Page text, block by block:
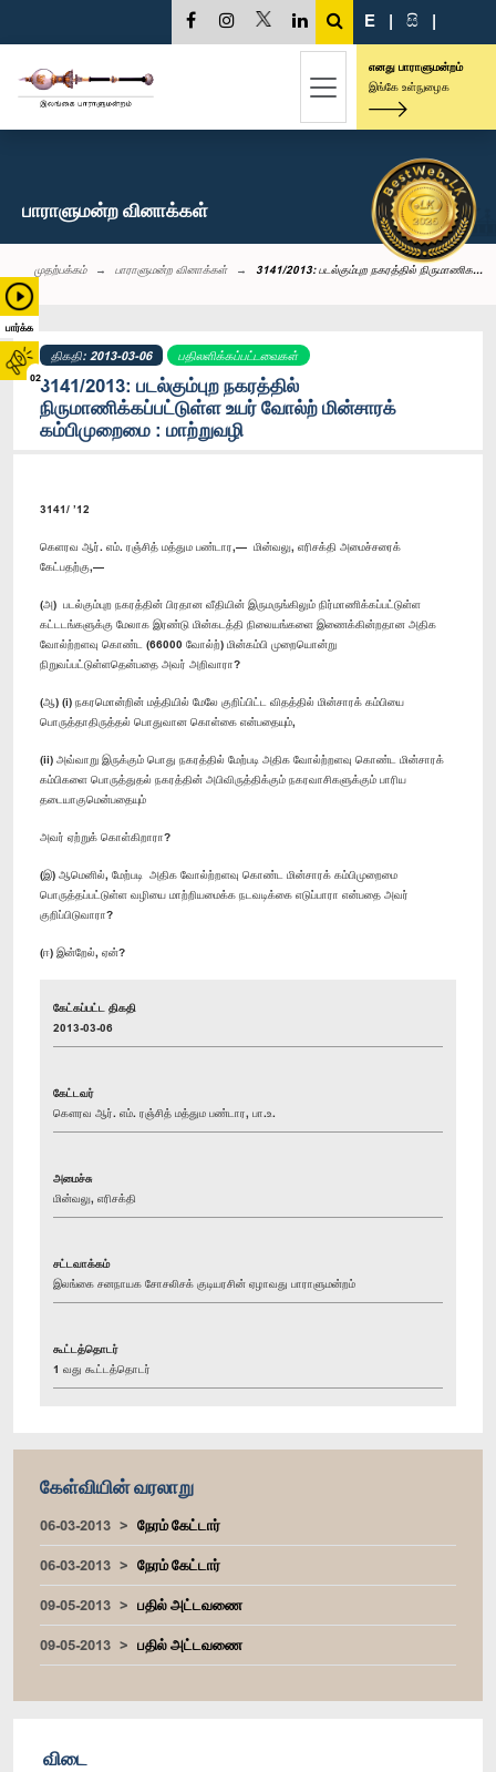
பார்க்க
02
E | සි |
எனது பாராளுமன்றம்
இங்கே உள்நுழைக
பாராளுமன்ற வினாக்கள்
முதற்பக்கம் பாராளுமன்ற வினாக்கள் 3141/2013: படல்கும்புற நகரத்தில் நிருமாணிக...
திகதி: 2013-03-06 பதிலளிக்கப்பட்டவைகள்
3141/2013: படல்கும்புற நகரத்தில்
நிருமாணிக்கப்பட்டுள்ள உயர் வோல்ற் மின்சாரக்
கம்பிமுறைமை : மாற்றுவழி
3141/ ’12
கெளரவ ஆர். எம். ரஞ்சித் மத்தும பண்டார,— மின்வலு, எரிசக்தி அமைச்சரைக்
கேட்பதற்கு,—
(அ) படல்கும்புற நகரத்தின் பிரதான வீதியின் இருமருங்கிலும் நிர்மாணிக்கப்பட்டுள்ள
கட்டடங்களுக்கு மேலாக இரண்டு மின்கடத்தி நிலையங்களை இணைக்கின்றதான அதிக
வோல்ற்றளவு கொண்ட (66000 வோல்ற்) மின்கம்பி முறையொன்று
நிறுவப்பட்டுள்ளதென்பதை அவர் அறிவாரா?
(ஆ) (i) நகரமொன்றின் மத்தியில் மேலே குறிப்பிட்ட விதத்தில் மின்சாரக் கம்பியை
பொருத்தாதிருத்தல் பொதுவான கொள்கை என்பதையும்,
(ii) அவ்வாறு இருக்கும் பொது நகரத்தில் மேற்படி அதிக வோல்ற்றளவு கொண்ட மின்சாரக்
கம்பிகளை பொருத்துதல் நகரத்தின் அபிவிருத்திக்கும் நகரவாசிகளுக்கும் பாரிய
தடையாகுமென்பதையும்
அவர் ஏற்றுக் கொள்கிறாரா?
(இ) ஆமெனில், மேற்படி அதிக வோல்ற்றளவு கொண்ட மின்சாரக் கம்பிமுறைமை
பொருத்தப்பட்டுள்ள வழியை மாற்றியமைக்க நடவடிக்கை எடுப்பாரா என்பதை அவர்
குறிப்பிடுவாரா?
(ஈ) இன்றேல், ஏன்?
கேட்கப்பட்ட திகதி
2013-03-06
கேட்டவர்
கௌரவ ஆர். எம். ரஞ்சித் மத்தும பண்டார, பா.உ.
அமைச்சு
மின்வலு, எரிசக்தி
சட்டவாக்கம்
இலங்கை சனநாயக சோசலிசக் குடியரசின் ஏழாவது பாராளுமன்றம்
கூட்டத்தொடர்
1 வது கூட்டத்தொடர்
கேள்வியின் வரலாறு
06-03-2013
நேரம் கேட்டார்
06-03-2013
நேரம் கேட்டார்
09-05-2013
பதில் அட்டவணை
09-05-2013
பதில் அட்டவணை
விடை